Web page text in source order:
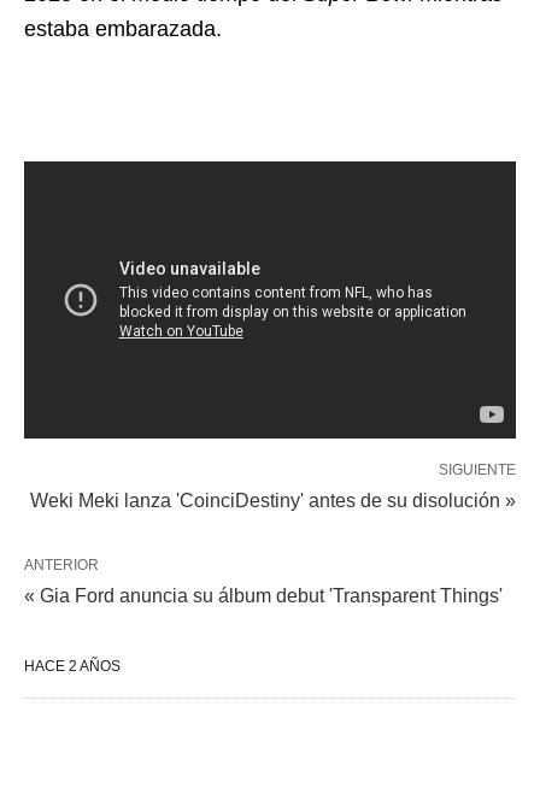
estaba embarazada.
SIGUIENTE
Weki Meki lanza 'CoinciDestiny' antes de su disolución »
ANTERIOR
« Gia Ford anuncia su álbum debut 'Transparent Things'
HACE 2 AÑOS